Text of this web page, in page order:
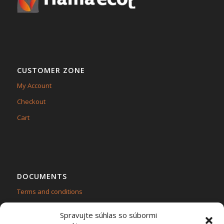
Spravujte súhlas so súbormi
CUSTOMER ZONE
My Account
Checkout
Cart
DOCUMENTS
Terms and conditions